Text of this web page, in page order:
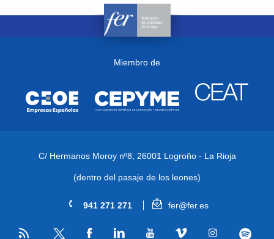
Miembro de
C/ Hermanos Moroy nº8, 26001 Logroño - La Rioja
(dentro del pasaje de los leones)
941 271 271 fer@fer.es
RSS